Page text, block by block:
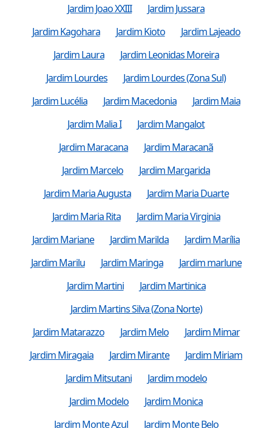
Jardim Joao XXIII
Jardim Jussara
Jardim Kagohara
Jardim Kioto
Jardim Lajeado
Jardim Laura
Jardim Leonidas Moreira
Jardim Lourdes
Jardim Lourdes (Zona Sul)
Jardim Lucélia
Jardim Macedonia
Jardim Maia
Jardim Malia I
Jardim Mangalot
Jardim Maracana
Jardim Maracanã
Jardim Marcelo
Jardim Margarida
Jardim Maria Augusta
Jardim Maria Duarte
Jardim Maria Rita
Jardim Maria Virginia
Jardim Mariane
Jardim Marilda
Jardim Marília
Jardim Marilu
Jardim Maringa
Jardim marlune
Jardim Martini
Jardim Martinica
Jardim Martins Silva (Zona Norte)
Jardim Matarazzo
Jardim Melo
Jardim Mimar
Jardim Miragaia
Jardim Mirante
Jardim Miriam
Jardim Mitsutani
Jardim modelo
Jardim Modelo
Jardim Monica
Jardim Monte Azul
Jardim Monte Belo